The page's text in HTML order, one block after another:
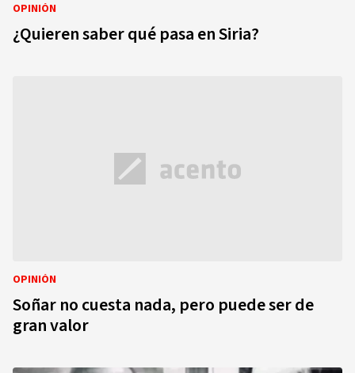
OPINIÓN
¿Quieren saber qué pasa en Siria?
OPINIÓN
Soñar no cuesta nada, pero puede ser de
gran valor